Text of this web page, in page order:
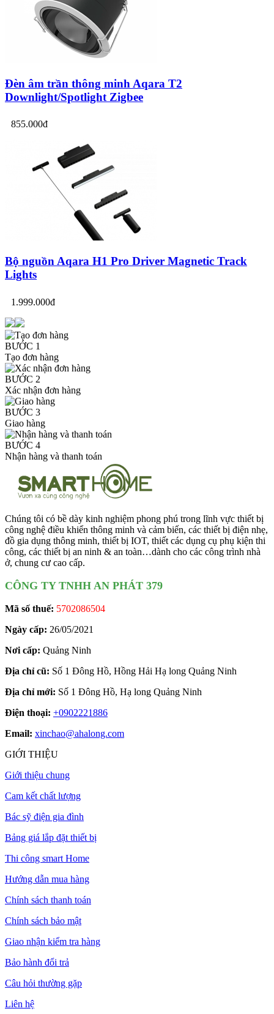
Đèn âm trần thông minh Aqara T2
Downlight/Spotlight Zigbee
855.000đ
Bộ nguồn Aqara H1 Pro Driver Magnetic Track
Lights
1.999.000đ
BƯỚC 1
Tạo đơn hàng
BƯỚC 2
Xác nhận đơn hàng
BƯỚC 3
Giao hàng
BƯỚC 4
Nhận hàng và thanh toán
Chúng tôi có bề dày kinh nghiệm phong phú trong lĩnh vực thiết bị
công nghệ điều khiển thông minh và cảm biến, các thiết bị điện nhẹ,
đồ gia dụng thông minh, thiết bị IOT, thiết các dụng cụ phụ kiện thi
công, các thiết bị an ninh & an toàn…dành cho các công trình nhà
ở, chung cư cao cấp.
CÔNG TY TNHH AN PHÁT 379
Mã số thuế: 5702086504
Ngày cấp: 26/05/2021
Nơi cấp: Quảng Ninh
Địa chỉ cũ: Số 1 Đông Hồ, Hồng Hải Hạ long Quảng Ninh
Địa chỉ mới: Số 1 Đông Hồ, Hạ long Quảng Ninh
Điện thoại: +0902221886
Email: xinchao@ahalong.com
GIỚI THIỆU
Giới thiệu chung
Cam kết chất lượng
Bác sỹ điện gia đình
Bảng giá lắp đặt thiết bị
Thi công smart Home
Hướng dẫn mua hàng
Chính sách thanh toán
Chính sách bảo mật
Giao nhận kiểm tra hàng
Bảo hành đổi trả
Câu hỏi thường gặp
Liên hệ